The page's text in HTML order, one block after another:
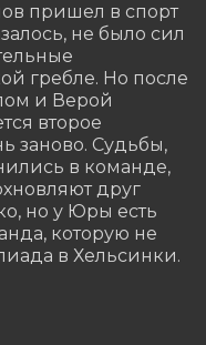
пришел в спорт
не было сил
гребле. Но после
и Верой
второе
заново. Судьбы,
в команде,
друг
но у Юры есть
которую не
в Хельсинки.